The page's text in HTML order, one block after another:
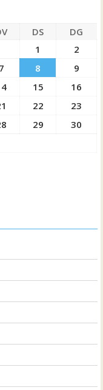
DS
DG
1
2
7 8
9
15
16
22
23
29
30